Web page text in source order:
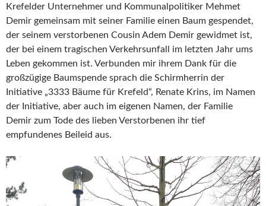
Krefelder Unternehmer und Kommunalpolitiker Mehmet
Demir gemeinsam mit seiner Familie einen Baum gespendet,
der seinem verstorbenen Cousin Adem Demir gewidmet ist,
der bei einem tragischen Verkehrsunfall im letzten Jahr ums
Leben gekommen ist. Verbunden mir ihrem Dank für die
großzügige Baumspende sprach die Schirmherrin der
Initiative „3333 Bäume für Krefeld“, Renate Krins, im Namen
der Initiative, aber auch im eigenen Namen, der Familie
Demir zum Tode des lieben Verstorbenen ihr tief
empfundenes Beileid aus.